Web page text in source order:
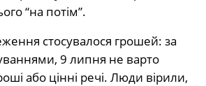
“на потім”.
стосувалося грошей: за
9 липня не варто
або цінні речі. Люди вірили,